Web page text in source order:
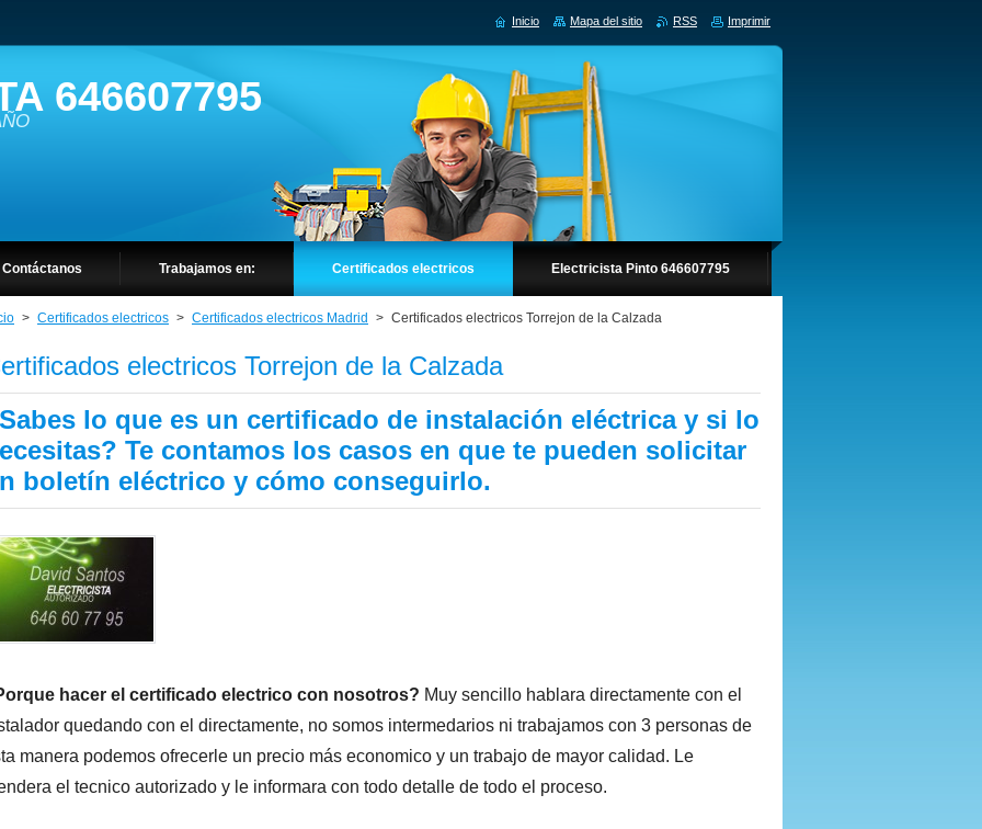
646607795
Contáctanos Trabajamos en: Certificados electricos Electricista Pinto 646607795
> Certificados electricos > Certificados electricos Madrid > Certificados electricos Torrejon de la Calzada
electricos Torrejon de la Calzada
lo que es un certificado de instalación eléctrica y si lo
Te contamos los casos en que te pueden solicitar
boletín eléctrico y cómo conseguirlo.
hacer el certificado electrico con nosotros? Muy sencillo hablara directamente con el
quedando con el directamente, no somos intermedarios ni trabajamos con 3 personas de
manera podemos ofrecerle un precio más economico y un trabajo de mayor calidad. Le
el tecnico autorizado y le informara con todo detalle de todo el proceso.
Inicio Mapa del sitio RSS Imprimir